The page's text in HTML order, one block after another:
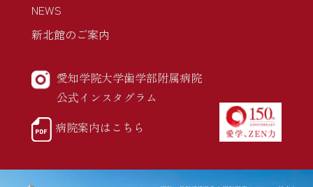
NEWS
新北館のご案内
愛知学院大学歯学部附属病院
公式インスタグラム
病院案内はこちら